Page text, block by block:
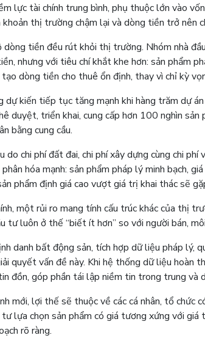
lực tài chính trung bình, phụ thuộc lớn vào
thị trường chậm lại và dòng tiền trở nên
dòng tiền đều rút khỏi thị trường. Nhóm nhà
nhưng với tiêu chí khắt khe hơn: sản phẩm
dòng tiền cho thuê ổn định, thay vì chỉ kỳ
dự kiến tiếp tục tăng mạnh khi hàng trăm dự
duyệt, triển khai, cung cấp hơn 100 nghìn
bằng cung cầu.
do chi phí đất đai, chi phí xây dựng cùng chi
hóa mạnh: sản phẩm pháp lý minh bạch,
phẩm định giá cao vượt giá trị khai thác sẽ
một rủi ro mang tính cấu trúc khác của thị
tư luôn ở thế “biết ít hơn” so với người bán,
danh bất động sản, tích hợp dữ liệu pháp lý,
quyết vấn đề này. Khi hệ thống dữ liệu hoàn
đồn, góp phần tái lập niềm tin trong trung và
mới, lợi thế sẽ thuộc về các cá nhân, tổ chức
lựa chọn sản phẩm có giá tương xứng với giá
rõ ràng.